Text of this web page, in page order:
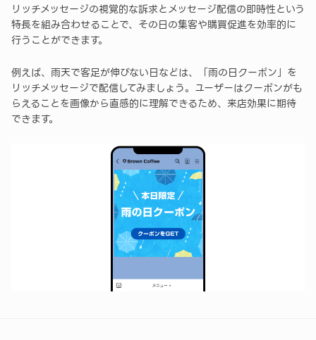
リッチメッセージの視覚的な訴求とメッセージ配信の即時性という
特長を組み合わせることで、その日の集客や購買促進を効率的に
行うことができます。
例えば、雨天で客足が伸びない日などは、「雨の日クーポン」を
リッチメッセージで配信してみましょう。ユーザーはクーポンがも
らえることを画像から直感的に理解できるため、来店効果に期待
できます。